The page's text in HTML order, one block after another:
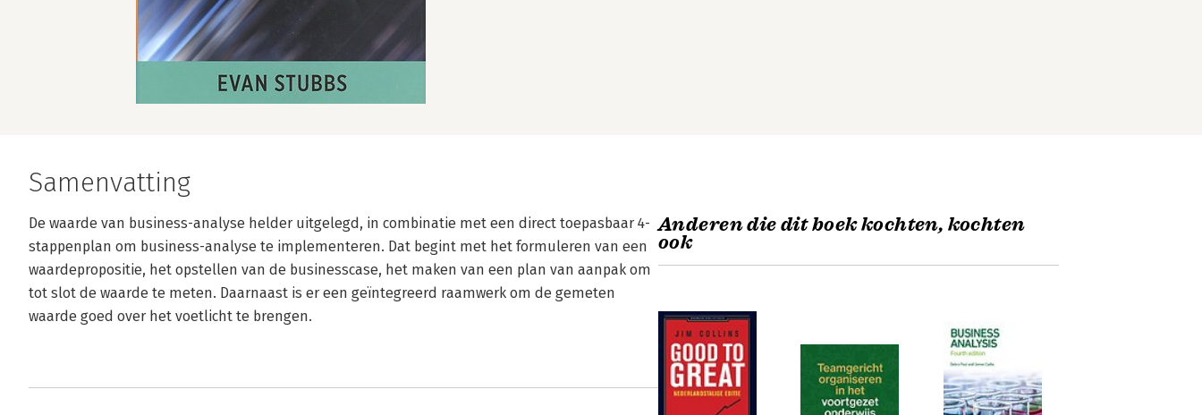
Samenvatting
De waarde van business-analyse helder uitgelegd, in combinatie met een direct toepasbaar 4-
stappenplan om business-analyse te implementeren. Dat begint met het formuleren van een
waardepropositie, het opstellen van de businesscase, het maken van een plan van aanpak om
tot slot de waarde te meten. Daarnaast is er een geïntegreerd raamwerk om de gemeten
waarde goed over het voetlicht te brengen.
Anderen die dit boek kochten, kochten
ook